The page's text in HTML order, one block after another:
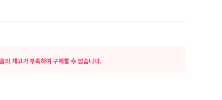
의 재고가 부족하여 구매할 수 없습니다.